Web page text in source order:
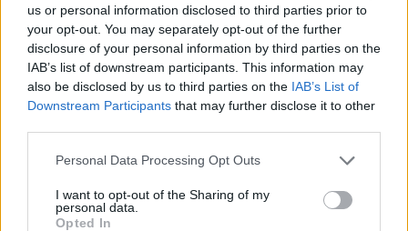
us or personal information disclosed to third parties prior to
your opt-out. You may separately opt-out of the further
disclosure of your personal information by third parties on the
IAB’s list of downstream participants. This information may
also be disclosed by us to third parties on the IAB’s List of
Downstream Participants that may further disclose it to other
Personal Data Processing Opt Outs
I want to opt-out of the Sharing of my
personal data.
Opted In
Desierto de
Esencias
Comienza: 20/11/2024 a las 00:00
Finaliza: 28/11/2024 a las 23:59
Comentarios
Adicionales:
-
Ofertas de
Gnobo